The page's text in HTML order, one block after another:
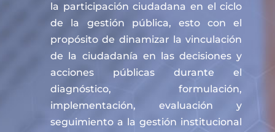
la participación ciudadana en el ciclo
de la gestión pública, esto con el
propósito de dinamizar la vinculación
de la ciudadanía en las decisiones y
acciones públicas durante el
diagnóstico, formulación,
implementación, evaluación y
seguimiento a la gestión institucional